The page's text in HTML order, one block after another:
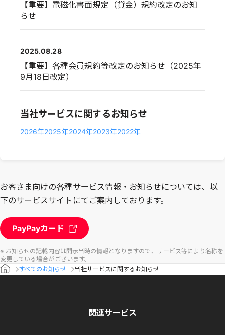
【重要】電磁化書面規定（貸金）規約改定のお知
らせ
2025.08.28
【重要】各種会員規約等改定のお知らせ（2025年
9月18日改定）
当社サービスに関するお知らせ
2026年2025年2024年2023年2022年
お客さま向けの各種サービス情報・お知らせについては、以
下のサービスサイトにてご案内しております。
PayPayカード
※ お知らせの記載内容は開示当時の情報となりますので、サービス等により名称を
変更している場合がございます。
すべてのお知らせ
当社サービスに関するお知らせ
関連サービス